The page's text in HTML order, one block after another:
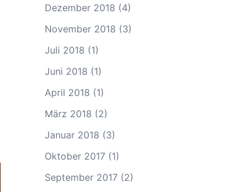
Dezember 2018 (4)
November 2018 (3)
Juli 2018 (1)
Juni 2018 (1)
April 2018 (1)
März 2018 (2)
Januar 2018 (3)
Oktober 2017(1)
September 2017(2)